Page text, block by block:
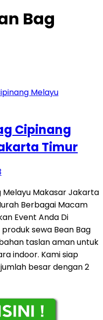
Bag
Cipinang
Timur
Melayu Makasar Jakarta
Berbagai Macam
Event Anda Di
sewa Bean Bag
taslan aman untuk
indoor. Kami siap
besar dengan 2